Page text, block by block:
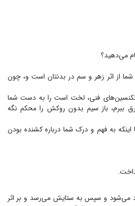
می‌دهید؟
شما از اثر زهر و سم در بدنتان است و، چون
فنی، لخت است را به دست شما
ببرم، باز سیم بدون روکش را محکم نگه
به فهم و درک شما درباره کشنده بودن
می‌شود و سپس به ستایش می‌رسد و بر اثر